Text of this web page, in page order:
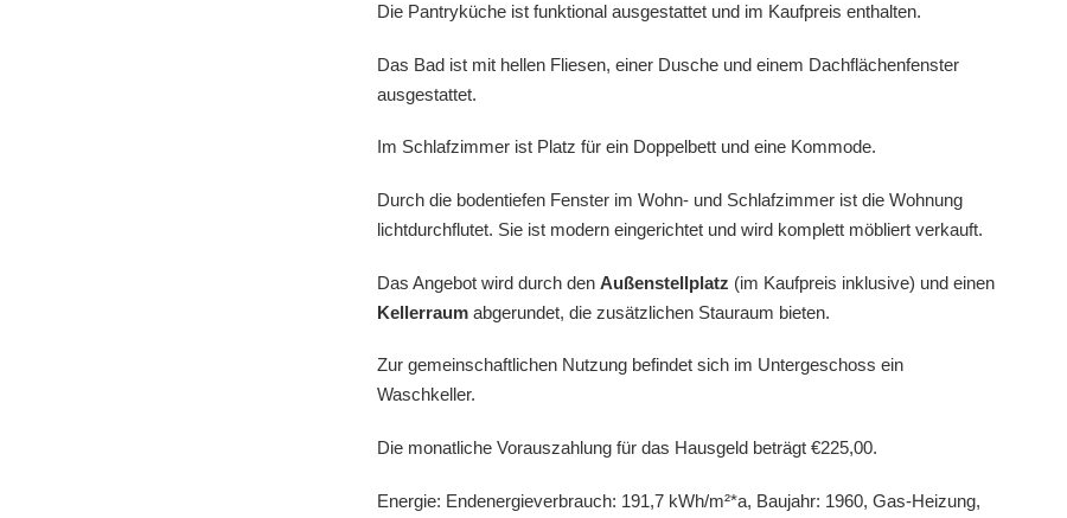
Die Pantryküche ist funktional ausgestattet und im Kaufpreis enthalten.
Das Bad ist mit hellen Fliesen, einer Dusche und einem Dachflächenfenster
ausgestattet.
Im Schlafzimmer ist Platz für ein Doppelbett und eine Kommode.
Durch die bodentiefen Fenster im Wohn- und Schlafzimmer ist die Wohnung
lichtdurchflutet. Sie ist modern eingerichtet und wird komplett möbliert verkauft.
Das Angebot wird durch denAußenstellplatz (im Kaufpreis inklusive) und einen
Kellerraum abgerundet, die zusätzlichen Stauraum bieten.
Zur gemeinschaftlichen Nutzung befindet sich im Untergeschoss ein
Waschkeller.
Die monatliche Vorauszahlung für das Hausgeld beträgt €225,00.
Energie: Endenergieverbrauch: 191,7 kWh/m²*a, Baujahr: 1960, Gas-Heizung,